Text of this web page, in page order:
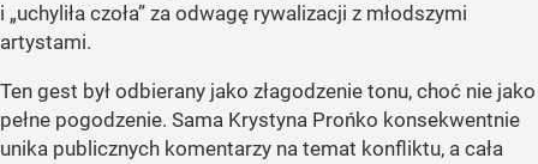
i „uchyliła czoła” za odwagę rywalizacji z młodszymi
artystami.
Ten gest był odbierany jako złagodzenie tonu, choć nie jako
pełne pogodzenie. Sama Krystyna Prońko konsekwentnie
unika publicznych komentarzy na temat konfliktu, a cała